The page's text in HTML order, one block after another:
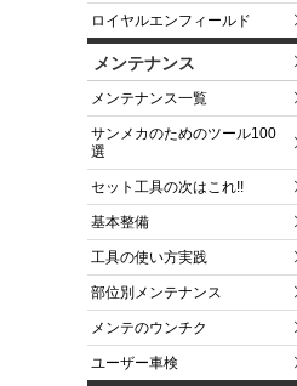
ロイヤルエンフィールド
メンテナンス
メンテナンス一覧
サンメカのためのツール100
選
セット工具の次はこれ!!
基本整備
工具の使い方実践
部位別メンテナンス
メンテのウンチク
ユーザー車検